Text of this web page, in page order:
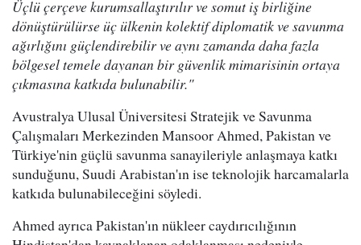
Üçlü çerçeve kurumsallaştırılır ve somut iş birliğine
dönüştürülürse üç ülkenin kolektif diplomatik ve savunma
ağırlığını güçlendirebilir ve aynı zamanda daha fazla
bölgesel temele dayanan bir güvenlik mimarisinin ortaya
çıkmasına katkıda bulunabilir."
Avustralya Ulusal Üniversitesi Stratejik ve Savunma
Çalışmaları Merkezinden Mansoor Ahmed, Pakistan ve
Türkiye'nin güçlü savunma sanayileriyle anlaşmaya katkı
sunduğunu, Suudi Arabistan'ın ise teknolojik harcamalarla
katkıda bulunabileceğini söyledi.
Ahmed ayrıca Pakistan'ın nükleer caydırıcılığının